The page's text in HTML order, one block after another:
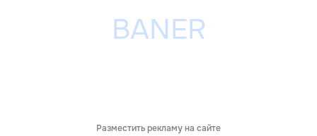
Разместить рекламу на сайте